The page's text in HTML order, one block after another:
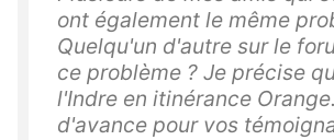
ont également le même
Quelqu'un d'autre sur le
ce problème ? Je précise
l'Indre en itinérance
d'avance pour vos